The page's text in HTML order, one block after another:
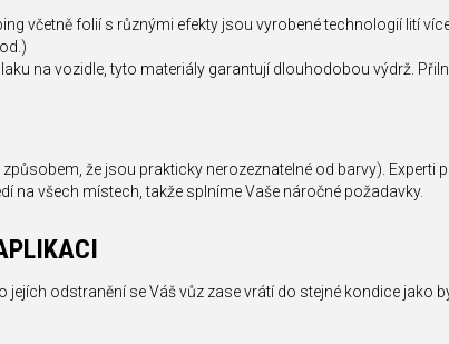
včetně folií s různými efekty jsou vyrobené technologií lití
na vozidle, tyto materiály garantují dlouhodobou výdrž.
že jsou prakticky nerozeznatelné od barvy).
na všech místech, takže splníme Vaše náročné požadavky.
jejích odstranění se Váš vůz zase vrátí do stejné kondice jako